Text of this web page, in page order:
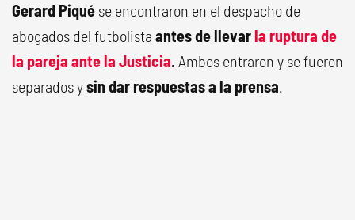
Gerard Piqué se encontraron en el despacho de
abogados del futbolista antes de llevarla ruptura de
la pareja ante la Justicia. Ambos entraron y se fueron
separados ysin dar respuestas a la prensa.